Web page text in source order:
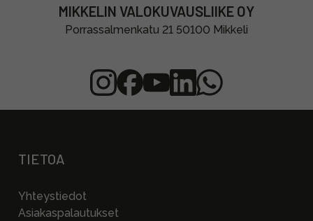
MIKKELIN VALOKUVAUSLIIKE OY
Porrassalmenkatu 21 50100 Mikkeli
TIETOA
Yhteystiedot
Asiakaspalautukset